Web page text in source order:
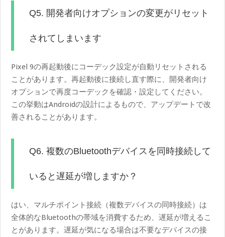
Q5. 開発者向けオプションの変更がリセット
されてしまいます
Pixel 9の再起動後にコーデック設定が自動リセットされる
ことがあります。再起動後に接続し直す際に、開発者向け
オプションで再度コーデックを確認・設定してください。
この挙動はAndroidの設計によるもので、アップデートで改
善されることがあります。
Q6. 複数のBluetoothデバイスを同時接続して
いると遅延が増しますか？
はい、マルチポイント接続（複数デバイスの同時接続）は
全体的なBluetoothの帯域を消費するため、遅延が増えるこ
とがあります。遅延が気になる場合は不要なデバイスの接